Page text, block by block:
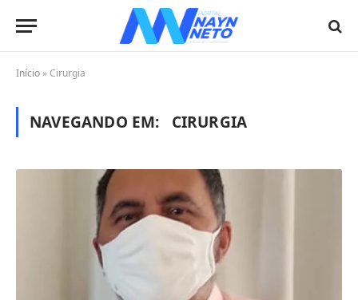
Início »Cirurgia
NAVEGANDO EM: CIRURGIA